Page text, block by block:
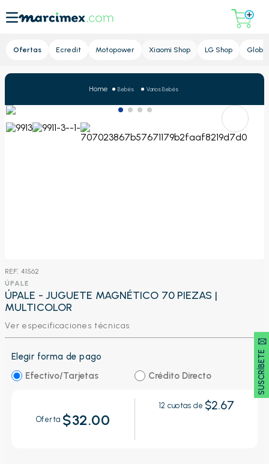
Ofertas Ecredit Motopower Xiaomi Shop LG Shop Global
SUSCRÍBETE 🖂
Bebés Varios Bebés
: 41562
ÚPALE
ÚPALE - JUGUETE MAGNÉTICO 70 PIEZAS |
MULTICOLOR
Ver especificaciones técnicas
Elegir forma de pago
Efectivo/Tarjetas
Crédito Directo
Oferta $32.00
12 cuotas de $2.67